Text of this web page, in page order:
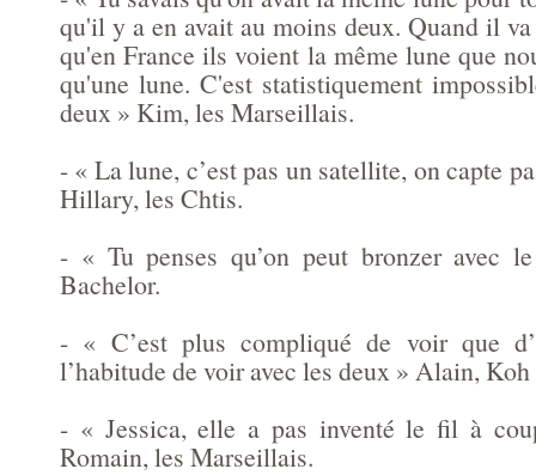
qu'il y a en avait au moins deux. Quand il
qu'en France ils voient la même lune que
qu'une lune. C'est statistiquement
deux » Kim, les Marseillais.
- « La lune, c’est pas un satellite, on capte
Hillary, les Chtis.
- « Tu penses qu’on peut bronzer avec
Bachelor.
- « C’est plus compliqué de voir que
l’habitude de voir avec les deux » Alain,
- « Jessica, elle a pas inventé le fil à
Romain, les Marseillais.